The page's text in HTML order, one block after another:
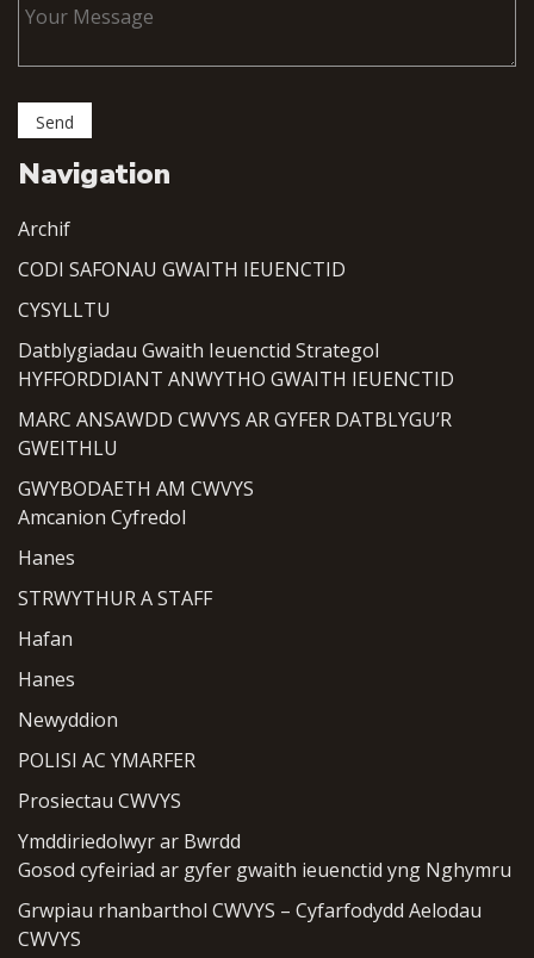
Navigation
Archif
CODI SAFONAU GWAITH IEUENCTID
CYSYLLTU
Datblygiadau Gwaith Ieuenctid Strategol
HYFFORDDIANT ANWYTHO GWAITH IEUENCTID
MARC ANSAWDD CWVYS AR GYFER DATBLYGU’R
GWEITHLU
GWYBODAETH AM CWVYS
Amcanion Cyfredol
Hanes
STRWYTHUR A STAFF
Hafan
Hanes
Newyddion
POLISI AC YMARFER
Prosiectau CWVYS
Ymddiriedolwyr ar Bwrdd
Gosod cyfeiriad ar gyfer gwaith ieuenctid yng Nghymru
Grwpiau rhanbarthol CWVYS – Cyfarfodydd Aelodau
CWVYS